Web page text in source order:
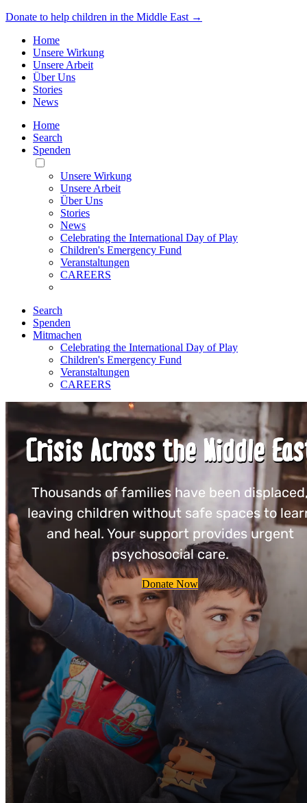
Donate to help children in the Middle East →
Home
Unsere Wirkung
Unsere Arbeit
Über Uns
Stories
News
Home
Search
Spenden
Toggle
Mobile
Menu
Unsere Wirkung
Unsere Arbeit
Über Uns
Stories
News
Celebrating the International Day of Play
Children's Emergency Fund
Veranstaltungen
CAREERS
Search
Spenden
Mitmachen
Celebrating the International Day of Play
Children's Emergency Fund
Veranstaltungen
CAREERS
Crisis Across the Middle
Thousands of families have been
leaving children without safe spaces to
and heal. Your support provides urgent
psychosocial care.
Donate Now